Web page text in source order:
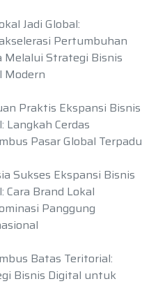
Jadi Global:
Pertumbuhan
Melalui Strategi Bisnis
Modern
Praktis Ekspansi Bisnis
Langkah Cerdas
Pasar Global Terpadu
Sukses Ekspansi Bisnis
Cara Brand Lokal
Panggung
Batas Teritorial:
Bisnis Digital untuk